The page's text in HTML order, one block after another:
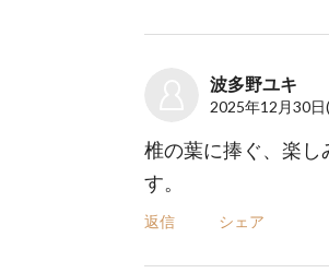
波多野ユキ
2025年12月30日
椎の葉に捧ぐ、楽し
す。
返信 シェア